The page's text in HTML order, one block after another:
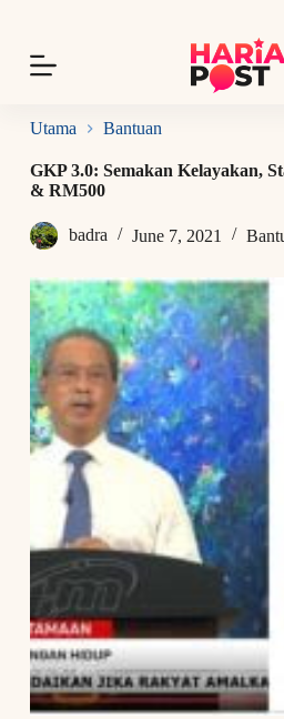
p
o
n
Utama Bantuan
GKP 3.0: Semakan Kelayakan,
& RM500
badra June 7, 2021